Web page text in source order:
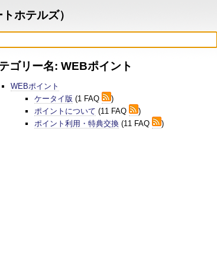
ホテルズ）
ゴリー名: WEBポイント
WEBポイント
ケータイ版 (1 FAQ
)
ポイントについて (11 FAQ
)
ポイント利用・特典交換(11 FAQ )